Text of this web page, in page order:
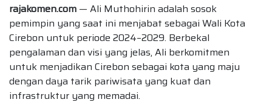
rajakomen.com — Ali Muthohirin adalah sosok
pemimpin yang saat ini menjabat sebagai Wali Kota
Cirebon untuk periode 2024–2029. Berbekal
pengalaman dan visi yang jelas, Ali berkomitmen
untuk menjadikan Cirebon sebagai kota yang maju
dengan daya tarik pariwisata yang kuat dan
infrastruktur yang memadai.